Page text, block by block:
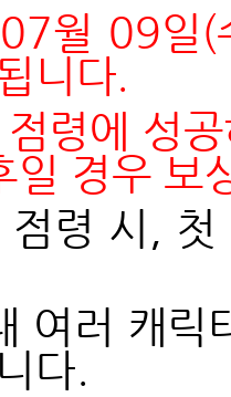
월 09일(
니다.
점령에 성
일 경우 보
령 시, 첫
여러 캐릭
다.